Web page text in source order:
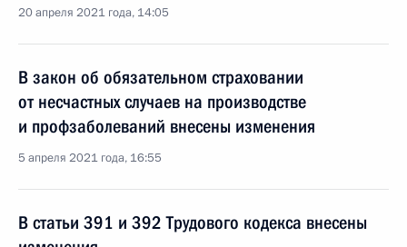
20 апреля 2021 года, 14:05
В закон об обязательном страховании
от несчастных случаев на производстве
и профзаболеваний внесены изменения
5 апреля 2021 года, 16:55
В статьи 391 и 392 Трудового кодекса внесены